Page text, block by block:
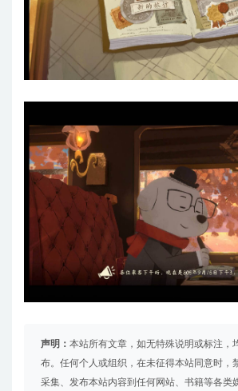
声明： 本站所有文章，如无特殊说明或标注，
布。任何个人或组织，在未征得本站同意时，
采集、发布本站内容到任何网站、书籍等各类